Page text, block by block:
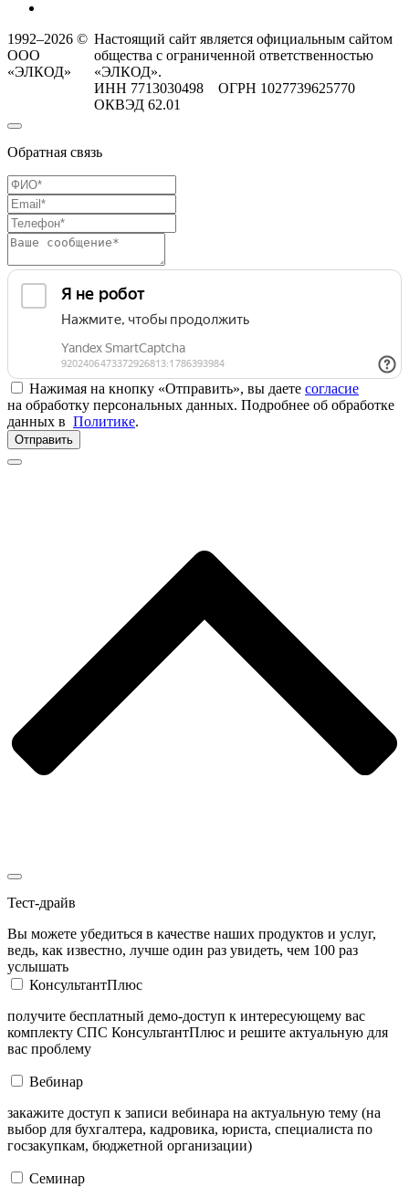
1992–2026 ©
ООО
«ЭЛКОД»
Настоящий сайт является официальным сайтом
общества с ограниченной ответственностью
«ЭЛКОД».
ИНН 7713030498 ОГРН 1027739625770
ОКВЭД 62.01
Обратная связь
Нажимая на кнопку «Отправить», вы даете согласие
на обработку персональных данных. Подробнее об обработке
данных в Политике.
Отправить
Тест-драйв
Вы можете убедиться в качестве наших продуктов и услуг,
ведь, как известно, лучше один раз увидеть, чем 100 раз
услышать
КонсультантПлюс
получите бесплатный демо-доступ к интересующему вас
комплекту СПС КонсультантПлюс и решите актуальную для
вас проблему
Вебинар
закажите доступ к записи вебинара на актуальную тему (на
выбор для бухгалтера, кадровика, юриста, специалиста по
госзакупкам, бюджетной организации)
Семинар